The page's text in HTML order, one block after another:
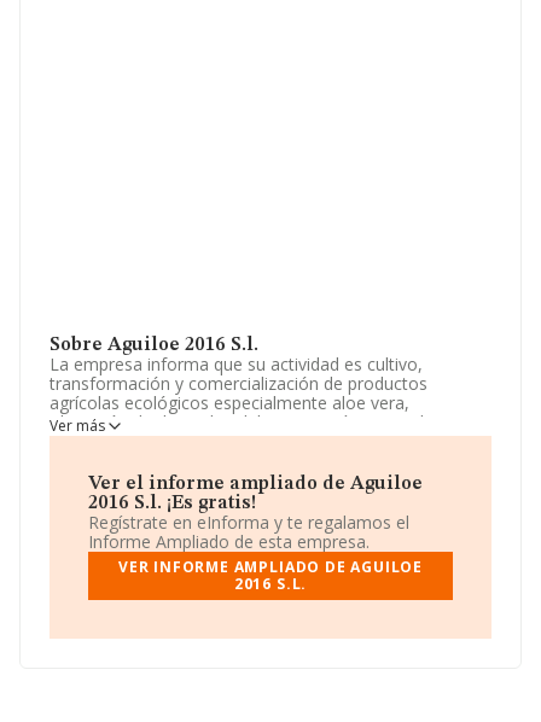
Sobre Aguiloe 2016 S.l.
La empresa informa que su actividad es cultivo,
transformación y comercialización de productos
agrícolas ecológicos especialmente aloe vera,
obtención de derivados del mismo así como cultivo y
comercialización de productos hortofrutícolas y árboles
tubérculos. La empresa aparece inscrita en el Registro
Mercantil como Sociedad Limitada. Tiene CNAE: 4631 -
'Comercio al por mayor de frutas y hortalizas'. La
empresa no tiene actividad en mercados exteriores.
La sociedad Aguiloe 2016 S.L, CIF B73926560, tiene
domicilio fiscal en Avenida Del Mar núm. 30, (30880),
Ver más
Ver el informe ampliado de Aguiloe
2016 S.l. ¡Es gratis!
Regístrate en eInforma y te regalamos el
Informe Ampliado de esta empresa.
VER INFORME AMPLIADO DE AGUILOE
2016 S.L.